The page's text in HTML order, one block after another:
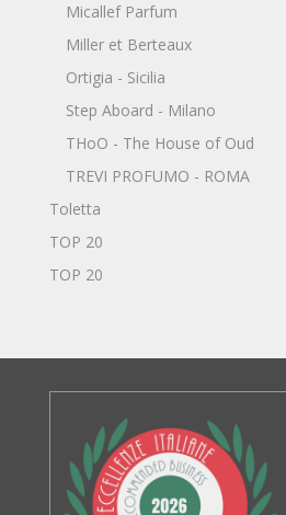
Micallef Parfum
Miller et Berteaux
Ortigia - Sicilia
Step Aboard - Milano
THoO - The House of Oud
TREVI PROFUMO - ROMA
Toletta
TOP 20
TOP 20